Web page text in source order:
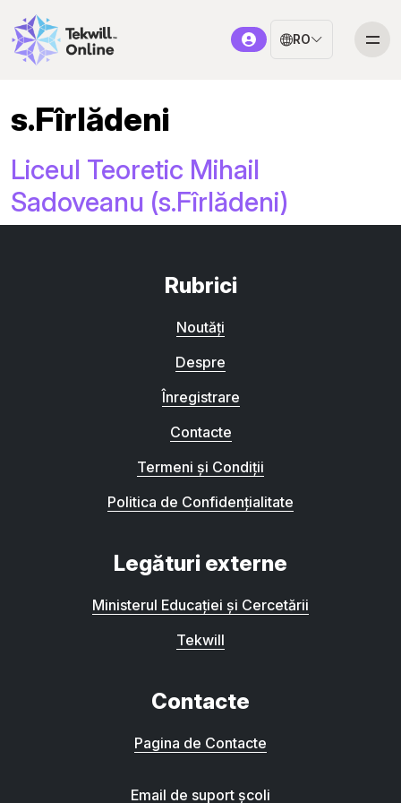
RO
s.Fîrlădeni
Liceul Teoretic Mihail
Sadoveanu (s.Fîrlădeni)
Rubrici
Noutăți
Despre
Înregistrare
Contacte
Termeni și Condiții
Politica de Confidențialitate
Legături externe
Ministerul Educației și Cercetării
Tekwill
Contacte
Pagina de Contacte
Email de suport școli